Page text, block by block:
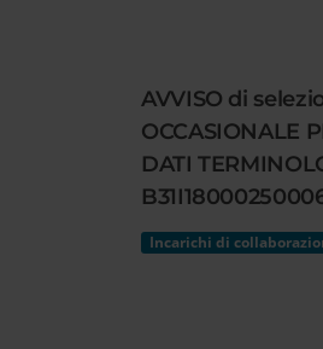
AVVISO di
OCCASIONALE
DATI
Incarichi di